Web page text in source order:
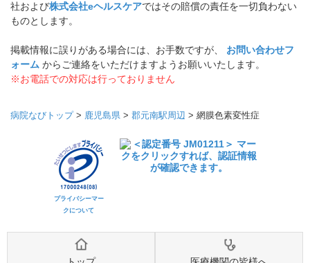
社および株式会社eヘルスケアではその賠償の責任を一切負わない
ものとします。
掲載情報に誤りがある場合には、お手数ですが、 お問い合わせフ
ォーム からご連絡をいただけますようお願いいたします。
※お電話での対応は行っておりません
病院なびトップ> 鹿児島県 > 郡元南駅周辺 > 網膜色素変性症
プライバシーマー
クについて